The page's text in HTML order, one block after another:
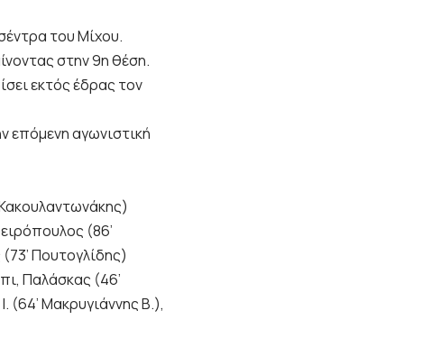
του Μίχου.
στην 9η θέση.
εκτός έδρας τον
επόμενη αγωνιστική
(86’
Πουτογλίδης)
Παλάσκας (46’
(64’ Μακρυγιάννης Β.),